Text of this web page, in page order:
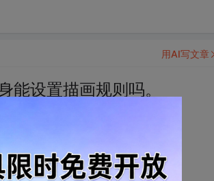
设置描画规则吗。
用AI写文章